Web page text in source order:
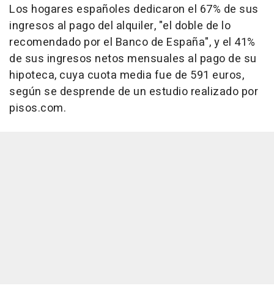
Los hogares españoles dedicaron el 67% de sus
ingresos al pago del alquiler, "el doble de lo
recomendado por el Banco de España", y el 41%
de sus ingresos netos mensuales al pago de su
hipoteca, cuya cuota media fue de 591 euros,
según se desprende de un estudio realizado por
pisos.com.